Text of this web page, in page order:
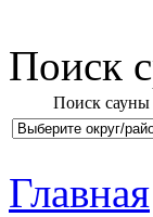
Поиск
Поиск сауны
Главная